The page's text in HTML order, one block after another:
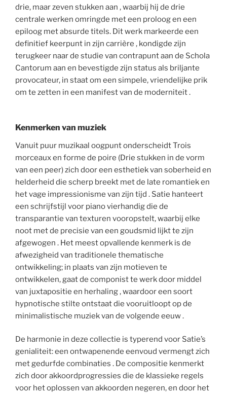
drie, maar zeven stukken aan , waarbij hij de drie
centrale werken omringde met een proloog en een
epiloog met absurde titels. Dit werk markeerde een
definitief keerpunt in zijn carrière , kondigde zijn
terugkeer naar de studie van contrapunt aan de Schola
Cantorum aan en bevestigde zijn status als briljante
provocateur, in staat om een simpele, vriendelijke prik
om te zetten in een manifest van de moderniteit .
Kenmerken van muziek
Vanuit puur muzikaal oogpunt onderscheidt Trois
morceaux en forme de poire (Drie stukken in de vorm
van een peer) zich door een esthetiek van soberheid en
helderheid die scherp breekt met de late romantiek en
het vage impressionisme van zijn tijd . Satie hanteert
een schrijfstijl voor piano vierhandig die de
transparantie van texturen vooropstelt, waarbij elke
noot met de precisie van een goudsmid lijkt te zijn
afgewogen . Het meest opvallende kenmerk is de
afwezigheid van traditionele thematische
ontwikkeling; in plaats van zijn motieven te
ontwikkelen, gaat de componist te werk door middel
van juxtapositie en herhaling , waardoor een soort
hypnotische stilte ontstaat die vooruitloopt op de
minimalistische muziek van de volgende eeuw .
De harmonie in deze collectie is typerend voor Satie’s
genialiteit: een ontwapenende eenvoud vermengt zich
met gedurfde combinaties . De compositie kenmerkt
zich door akkoordprogressies die de klassieke regels
voor het oplossen van akkoorden negeren, en door het